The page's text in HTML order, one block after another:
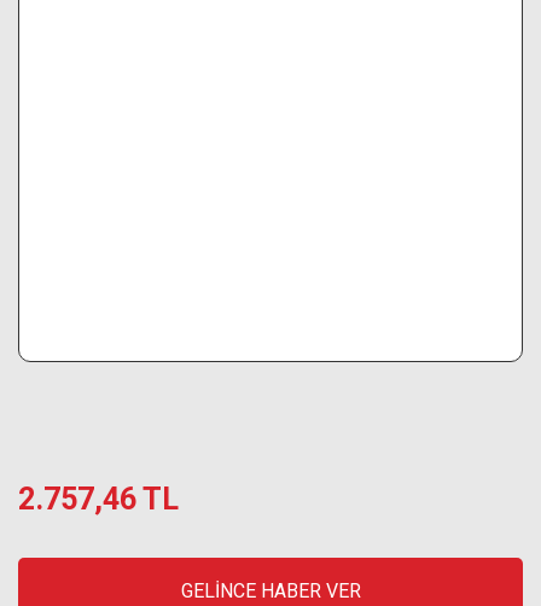
2.757,46 TL
GELİNCE HABER VER